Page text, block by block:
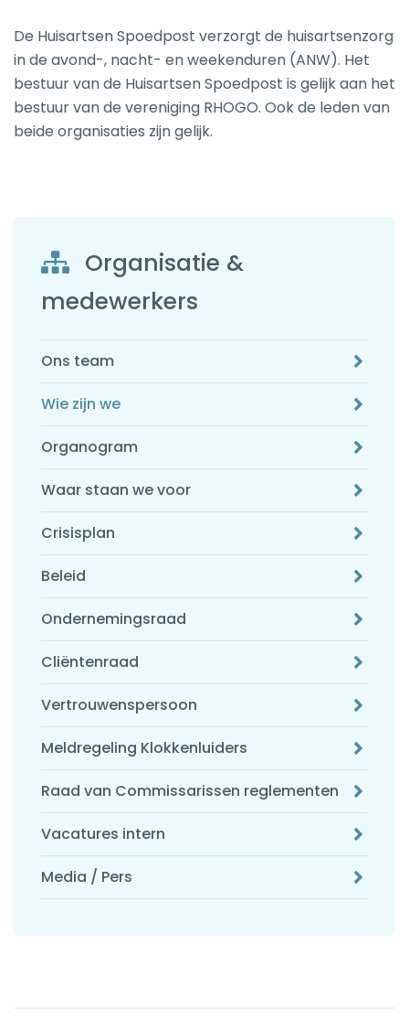
De Huisartsen Spoedpost verzorgt de huisartsenzorg
in de avond-, nacht- en weekenduren (ANW). Het
bestuur van de Huisartsen Spoedpost is gelijk aan het
bestuur van de vereniging RHOGO. Ook de leden van
beide organisaties zijn gelijk.
Organisatie &
medewerkers
Ons team
Wie zijn we
Organogram
Waar staan we voor
Crisisplan
Beleid
Ondernemingsraad
Cliëntenraad
Vertrouwenspersoon
Meldregeling Klokkenluiders
Raad van Commissarissen reglementen
Vacatures intern
Media / Pers